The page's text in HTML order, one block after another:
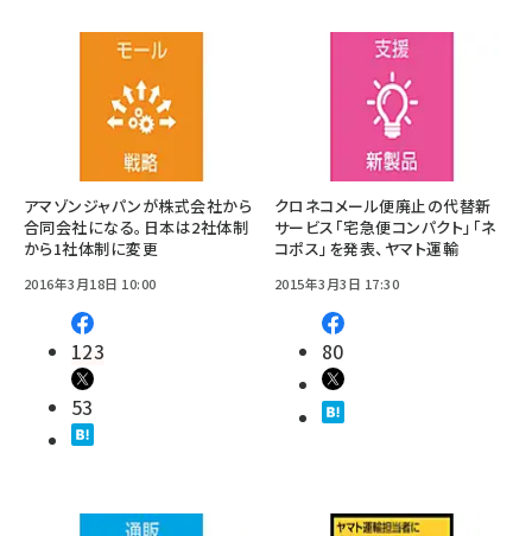
アマゾンジャパンが株式会社から
合同会社になる。日本は2社体制
から1社体制に変更
2016年3月18日 10:00
123
53
クロネコメール便廃止の代替新
サービス「宅急便コンパクト」「ネ
コポス」を発表、ヤマト運輸
2015年3月3日 17:30
80